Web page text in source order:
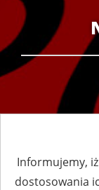
Informujemy,
dostosowania